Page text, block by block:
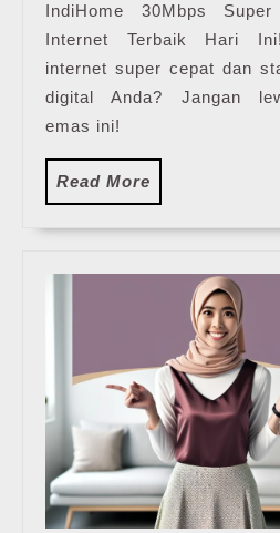
IndiHome 30Mbps
Internet Terbaik Hari
internet super cepat dan
digital Anda? Jangan
emas ini!
Read More
More